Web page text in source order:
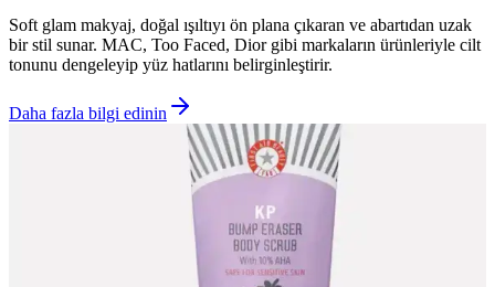
Soft glam makyaj, doğal ışıltıyı ön plana çıkaran ve abartıdan uzak
bir stil sunar. MAC, Too Faced, Dior gibi markaların ürünleriyle cilt
tonunu dengeleyip yüz hatlarını belirginleştirir.
Daha fazla bilgi edinin